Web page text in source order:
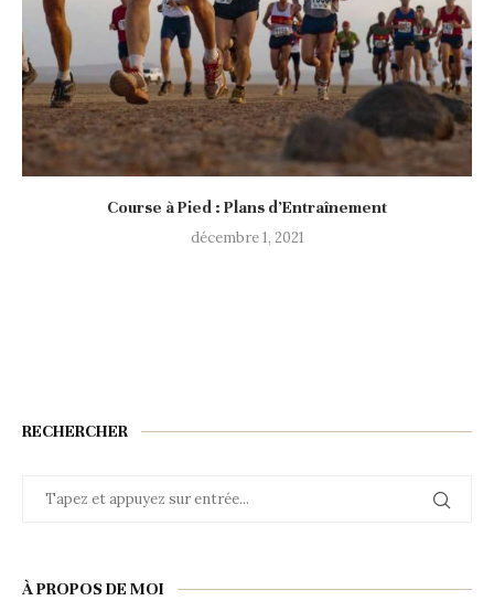
Course à Pied : Plans d’Entraînement
décembre 1, 2021
RECHERCHER
À PROPOS DE MOI